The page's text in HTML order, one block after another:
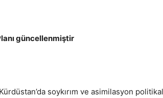
güncellenmiştir
soykırım ve asimilasyon